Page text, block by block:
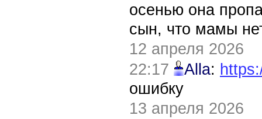
осенью она
сын, что мамы
12 апреля 2026
22:17
Alla:
ошибку
13 апреля 2026